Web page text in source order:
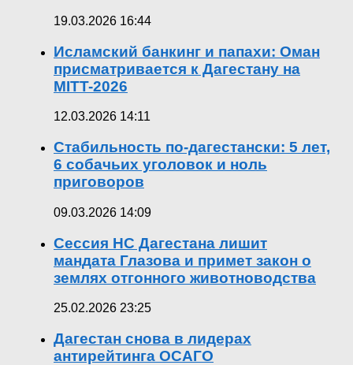
19.03.2026 16:44
Исламский банкинг и папахи: Оман
присматривается к Дагестану на
MITT-2026
12.03.2026 14:11
Стабильность по-дагестански: 5 лет,
6 собачьих уголовок и ноль
приговоров
09.03.2026 14:09
Сессия НС Дагестана лишит
мандата Глазова и примет закон о
землях отгонного животноводства
25.02.2026 23:25
Дагестан снова в лидерах
антирейтинга ОСАГО